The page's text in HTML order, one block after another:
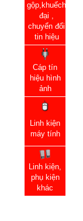
gộp,khuếch
đại ,
chuyển đổi
tin hiệu
Cáp tín
hiệu hình
ảnh
Linh kiện
máy tính
Linh kiện,
phụ kiện
khác